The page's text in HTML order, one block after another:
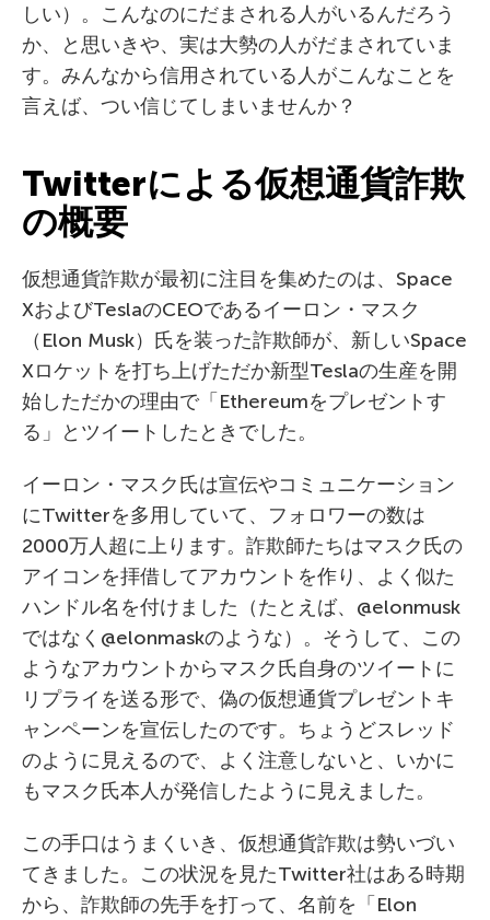
しい）。こんなのにだまされる人がいるんだろう
か、と思いきや、実は大勢の人がだまされていま
す。みんなから信用されている人がこんなことを
言えば、つい信じてしまいませんか？
Twitterによる仮想通貨詐欺
の概要
仮想通貨詐欺が最初に注目を集めたのは、Space
XおよびTeslaのCEOであるイーロン・マスク
（Elon Musk）氏を装った詐欺師が、新しいSpace
Xロケットを打ち上げただか新型Teslaの生産を開
始しただかの理由で「Ethereumをプレゼントす
る」とツイートしたときでした。
イーロン・マスク氏は宣伝やコミュニケーション
にTwitterを多用していて、フォロワーの数は
2000万人超に上ります。詐欺師たちはマスク氏の
アイコンを拝借してアカウントを作り、よく似た
ハンドル名を付けました（たとえば、@elonmusk
ではなく@elonmaskのような）。そうして、この
ようなアカウントからマスク氏自身のツイートに
リプライを送る形で、偽の仮想通貨プレゼントキ
ャンペーンを宣伝したのです。ちょうどスレッド
のように見えるので、よく注意しないと、いかに
もマスク氏本人が発信したように見えました。
この手口はうまくいき、仮想通貨詐欺は勢いづい
てきました。この状況を見たTwitter社はある時期
から、詐欺師の先手を打って、名前を「Elon